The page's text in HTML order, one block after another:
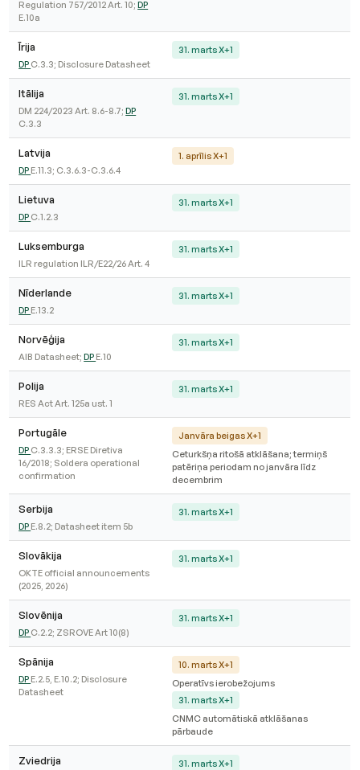
Regulation 757/2012 Art. 10;DP
E.10a
Īrija
DP C.3.3; Disclosure Datasheet
31. marts X+1
Itālija
DM 224/2023 Art. 8.6-8.7;DP
C.3.3
31. marts X+1
Latvija
DP E.11.3; C.3.6.3-C.3.6.4
1. aprīlis X+1
Lietuva
DP C.1.2.3
31. marts X+1
Luksemburga
ILR regulation ILR/E22/26 Art. 4
31. marts X+1
Nīderlande
DP E.13.2
31. marts X+1
Norvēģija
AIB Datasheet;DP E.10
31. marts X+1
Polija
RES Act Art. 125a ust. 1
31. marts X+1
Portugāle
DP C.3.3.3; ERSE Diretiva
16/2018; Soldera operational
confirmation
Janvāra beigas X+1
Ceturkšņa ritošā atklāšana; termiņš
patēriņa periodam no janvāra līdz
decembrim
Serbija
DP E.8.2; Datasheet item 5b
31. marts X+1
Slovākija
OKTE official announcements
(2025, 2026)
31. marts X+1
Slovēnija
DP C.2.2; ZSROVE Art 10(8)
31. marts X+1
Spānija
DP E.2.5, E.10.2; Disclosure
Datasheet
10. marts X+1
Operatīvs ierobežojums
31. marts X+1
CNMC automātiskā atklāšanas
pārbaude
Zviedrija 31. marts X+1